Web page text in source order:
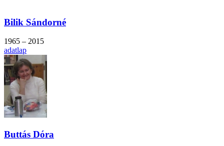
Bilik Sándorné
1965 – 2015
adatlap
Buttás Dóra